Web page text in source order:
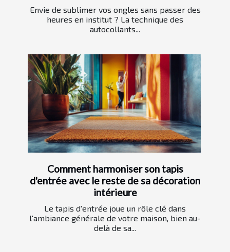
Envie de sublimer vos ongles sans passer des
heures en institut ? La technique des
autocollants...
Comment harmoniser son tapis
d'entrée avec le reste de sa décoration
intérieure
Le tapis d'entrée joue un rôle clé dans
l'ambiance générale de votre maison, bien au-
delà de sa...